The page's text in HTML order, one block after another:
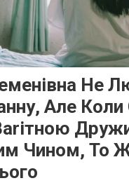
Не
Але Коли
Чином, То